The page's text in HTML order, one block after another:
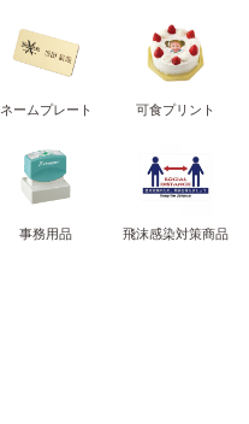
ネームプレート 可食プリント
事務用品 飛沫感染対策商品